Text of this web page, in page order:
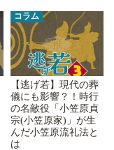
コラム
【逃げ若】現代の葬
儀にも影響？！時行
の名敵役「小笠原貞
宗(小笠原家)」が生
んだ小笠原流礼法と
は